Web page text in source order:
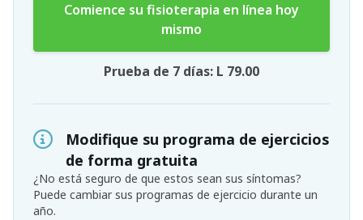
Comience su fisioterapia en línea hoy
mismo
Prueba de 7 días: L 79.00
Modifique su programa de ejercicios
de forma gratuita
¿No está seguro de que estos sean sus síntomas?
Puede cambiar sus programas de ejercicio durante un
año.